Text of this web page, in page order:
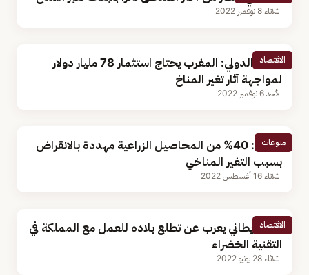
الثلاثاء 8 نوفمبر 2022
الاقتصاد
البنك الدولي: المغرب يحتاج استثمار 78 مليار دولار
لمواجهة آثار تغير المناخ
الأحد 6 نوفمبر 2022
منوعات
دراسة: 40% من المحاصيل الزراعية مهددة بالانقراض
بسبب التغير المناخي
الثلاثاء 16 أغسطس 2022
الاقتصاد
وزير بريطاني يعرب عن تطلع بلاده للعمل مع المملكة في
التقنية الخضراء
الثلاثاء 28 يونيو 2022